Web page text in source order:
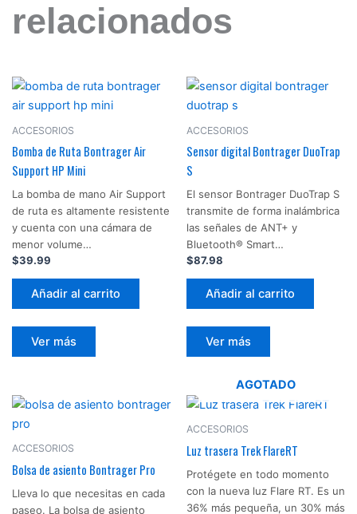
relacionados
ACCESORIOS
Bomba de Ruta Bontrager Air
Support HP Mini
La bomba de mano Air Support
de ruta es altamente resistente
y cuenta con una cámara de
menor volume…
$39.99
Añadir al carrito
Ver más
ACCESORIOS
Sensor digital Bontrager DuoTrap
S
El sensor Bontrager DuoTrap S
transmite de forma inalámbrica
las señales de ANT+ y
Bluetooth® Smart…
$87.98
Añadir al carrito
Ver más
ACCESORIOS
Bolsa de asiento Bontrager Pro
Lleva lo que necesitas en cada
paseo. La bolsa de asiento
AGOTADO
ACCESORIOS
Luz trasera Trek FlareRT
Protégete en todo momento
con la nueva luz Flare RT. Es un
36% más pequeña, un 30% más